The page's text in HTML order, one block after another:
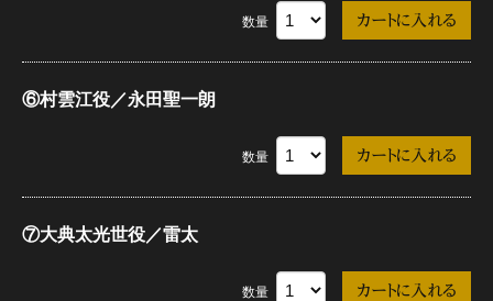
数量
⑥村雲江役／永田聖一朗
数量
⑦大典太光世役／雷太
数量